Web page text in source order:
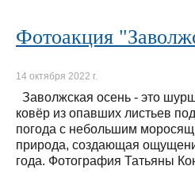
Фотоакция
14 октября 2022 г.
Заволжская осень - это
ковёр из опавших листьев
погода с небольшим
природа, создающая
года. Фотография Татьяны